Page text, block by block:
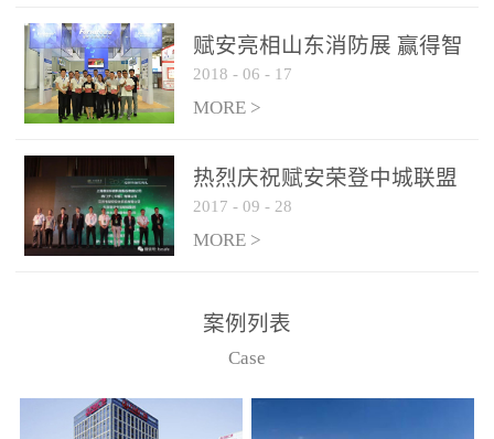
现火焰的跟踪和识别。能
更早的进行预警，达到早
报早防的效果。 系统构
成示意图： 图像型火灾
和监控端两大部分组成。
两者之间通过以太网相
联，一台监控主机最多可
从监控主机上获取，最多
只能接6台，超过的需从现
赋安亮相山东消防展 赢得智
慧消防新荣耀
2018 - 06 - 17
MORE >
热烈庆祝赋安荣登中城联盟
联合采购战略合作平台
2017 - 09 - 28
MORE >
案例列表
Case